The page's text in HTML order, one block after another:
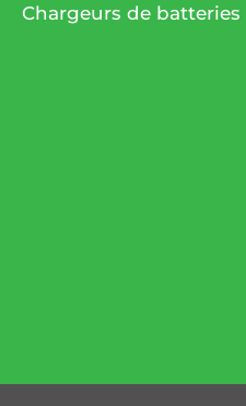
Chargeurs de batteries